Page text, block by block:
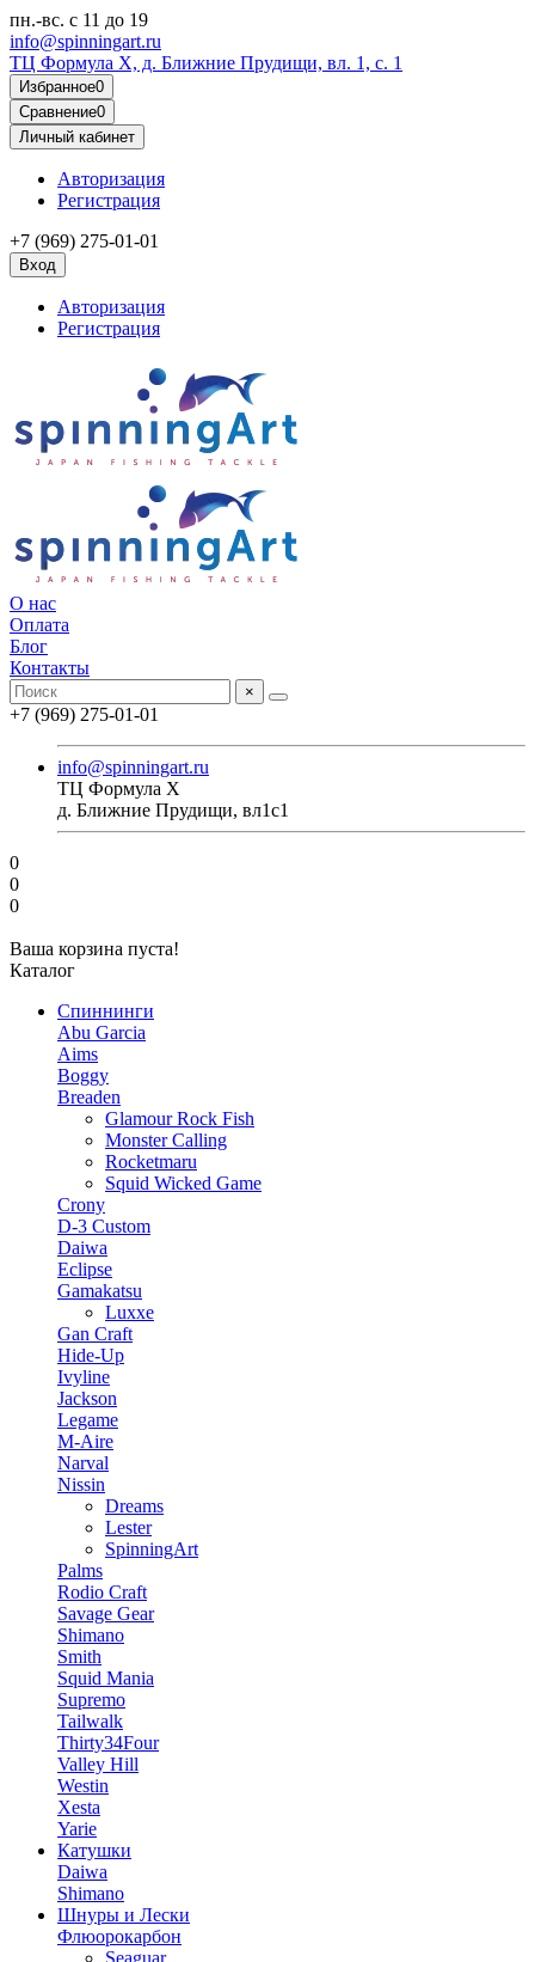
пн.-вс. с 11 до 19
info@spinningart.ru
ТЦ Формула X, д. Ближние Прудищи, вл. 1, с. 1
Избранное0
Сравнение0
Личный кабинет
Авторизация
Регистрация
+7 (969) 275-01-01
Вход
Авторизация
Регистрация
О нас
Оплата
Блог
Контакты
×
+7 (969) 275-01-01
info@spinningart.ru
ТЦ Формула X
д. Ближние Прудищи, вл1с1
0
0
0
Ваша корзина пуста!
Каталог
Спиннинги
Abu Garcia
Aims
Boggy
Breaden
Glamour Rock Fish
Monster Calling
Rocketmaru
Squid Wicked Game
Crony
D-3 Custom
Daiwa
Eclipse
Gamakatsu
Luxxe
Gan Craft
Hide-Up
Ivyline
Jackson
Legame
M-Aire
Narval
Nissin
Dreams
Lester
SpinningArt
Palms
Rodio Craft
Savage Gear
Shimano
Smith
Squid Mania
Supremo
Tailwalk
Thirty34Four
Valley Hill
Westin
Xesta
Yarie
Катушки
Daiwa
Shimano
Шнуры и Лески
Флюорокарбон
Seaguar